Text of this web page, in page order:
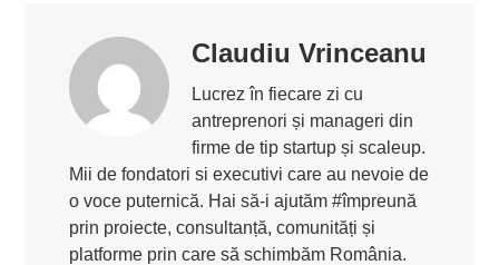
Claudiu Vrinceanu
Lucrez în fiecare zi cu
antreprenori și manageri din
firme de tip startup și scaleup.
Mii de fondatori si executivi care au nevoie de
o voce puternică. Hai să-i ajutăm #împreună
prin proiecte, consultanță, comunități și
platforme prin care să schimbăm România.